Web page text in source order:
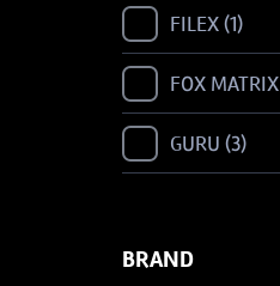
FILEX 1
FOX MATRIX
GURU 3
NEVIS
BRAND